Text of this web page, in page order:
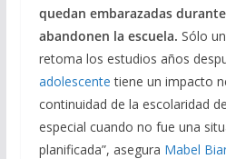
quedan embarazadas
abandonen la escuela. Sólo
retoma los estudios años
adolescente tiene un impacto
continuidad de la escolaridad
especial cuando no fue una
planificada”, asegura Mabel